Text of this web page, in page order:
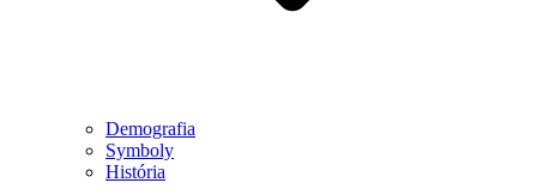
Demografia
Symboly
História